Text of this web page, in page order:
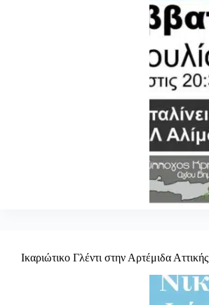
Ικαριώτικο Γλέντι στην Αρτέμιδα Αττικής